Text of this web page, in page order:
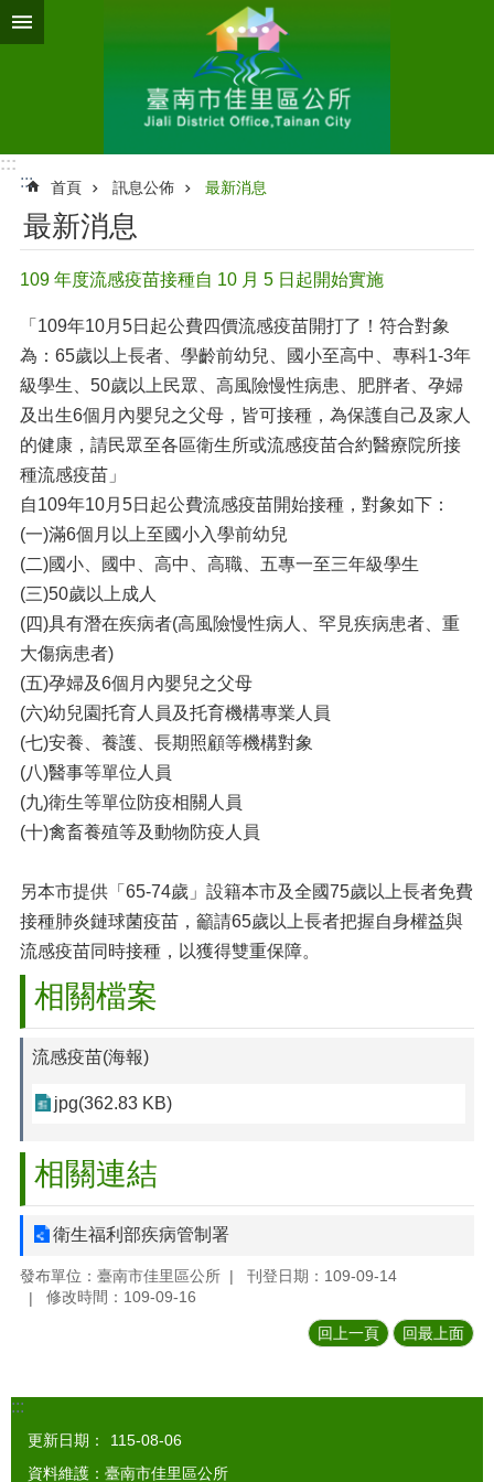
跳到主要內容區塊
:::
:::
首頁 訊息公佈 最新消息
最新消息
109 年度流感疫苗接種自 10 月 5 日起開始實施
「109年10月5日起公費四價流感疫苗開打了！符合對象
為：65歲以上長者、學齡前幼兒、國小至高中、專科1-3年
級學生、50歲以上民眾、高風險慢性病患、肥胖者、孕婦
及出生6個月內嬰兒之父母，皆可接種，為保護自己及家人
的健康，請民眾至各區衛生所或流感疫苗合約醫療院所接
種流感疫苗」
自109年10月5日起公費流感疫苗開始接種，對象如下：
(一)滿6個月以上至國小入學前幼兒
(二)國小、國中、高中、高職、五專一至三年級學生
(三)50歲以上成人
(四)具有潛在疾病者(高風險慢性病人、罕見疾病患者、重
大傷病患者)
(五)孕婦及6個月內嬰兒之父母
(六)幼兒園托育人員及托育機構專業人員
(七)安養、養護、長期照顧等機構對象
(八)醫事等單位人員
(九)衛生等單位防疫相關人員
(十)禽畜養殖等及動物防疫人員
另本市提供「65-74歲」設籍本市及全國75歲以上長者免費
接種肺炎鏈球菌疫苗，籲請65歲以上長者把握自身權益與
流感疫苗同時接種，以獲得雙重保障。
相關檔案
流感疫苗(海報)
jpg(362.83 KB)
相關連結
衛生福利部疾病管制署
發布單位：臺南市佳里區公所
刊登日期：109-09-14
修改時間：109-09-16
回上一頁 回最上面
:::
更新日期：
115-08-06
資料維護：臺南市佳里區公所